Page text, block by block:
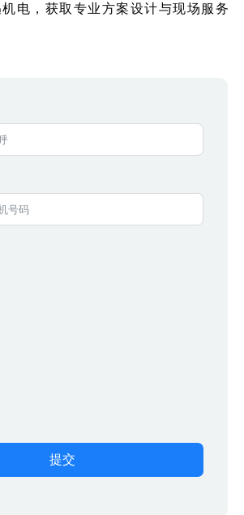
电，获取专业方案设计与现场服务
提交